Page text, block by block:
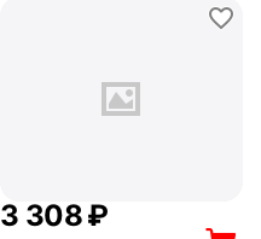
3 308₽